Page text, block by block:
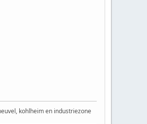
kohlheim en industriezone